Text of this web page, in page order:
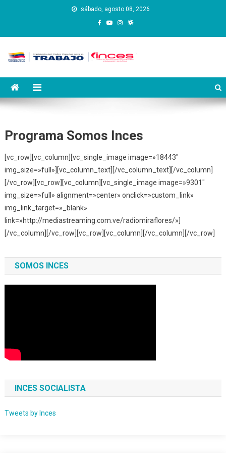
sábado, agosto 08, 2026
Instituto Nacional de
Capacitación y Educación
Programa Somos Inces
[vc_row][vc_column][vc_single_image image=»18443″
img_size=»full»][vc_column_text][/vc_column_text][/vc_column]
[/vc_row][vc_row][vc_column][vc_single_image image=»9301″
img_size=»full» alignment=»center» onclick=»custom_link»
img_link_target=»_blank»
link=»http://mediastreaming.com.ve/radiomiraflores/»]
[/vc_column][/vc_row][vc_row][vc_column][/vc_column][/vc_row]
SOMOS INCES
INCES SOCIALISTA
Tweets by Inces